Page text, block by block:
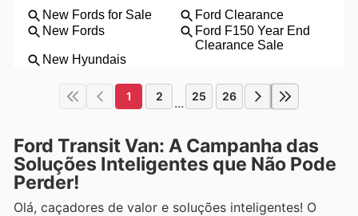
1 2 ... 25 26
Ford Transit Van: A Campanha das
Soluções Inteligentes que Não Pode
Perder!
Olá, caçadores de valor e soluções inteligentes! O